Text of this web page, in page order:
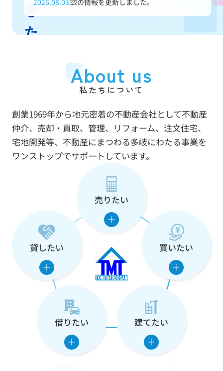
き
た
実
績
で
た
の
522
About us
私たちについて
創業1969年から地元密着の不動産会社として不動産
仲介、売却・買取、管理、リフォーム、注文住宅、
宅地開発等、不動産にまつわる多岐にわたる事業を
ワンストップでサポートしています。
売りたい
買いたい
貸したい
借りたい 建てたい